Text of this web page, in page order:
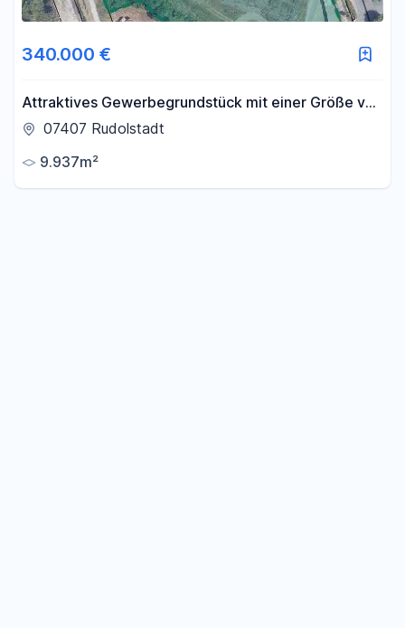
340.000 €
Attraktives Gewerbegrundstück mit einer Größe von
9.937 m², zentral gelegen in Rudolstadt.
07407 Rudolstadt
9.937m²